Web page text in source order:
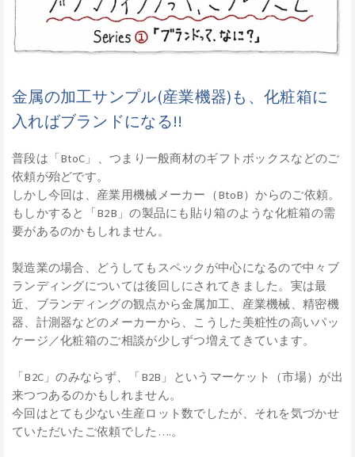
金属の加工サンプル(産業機器)も、化粧箱に
入ればブランドになる!!
普段は「BtoC」、つまり一般商材のギフトボックスなどのご
依頼が殆どです。
しかし今回は、産業用機械メーカー（BtoB）からのご依頼。
もしかすると「B2B」の製品にも貼り箱のような化粧箱の需
要があるのかもしれません。
製造業の場合、どうしてもスペックが中心になるので中々ブ
ランディングについては後回しにされてきました。実は最
近、ブランディングの観点から金属加工、産業機械、精密機
器、計測器などのメーカーから、こうした美粧性の高いパッ
ケージ／化粧箱のご相談が少しずつ増えてきています。
「B2C」のみならず、「B2B」というマーケット（市場）が出
来つつあるのかもしれません。
今回はとても少ない生産ロット数でしたが、それを気づかせ
ていただいたご依頼でした….。